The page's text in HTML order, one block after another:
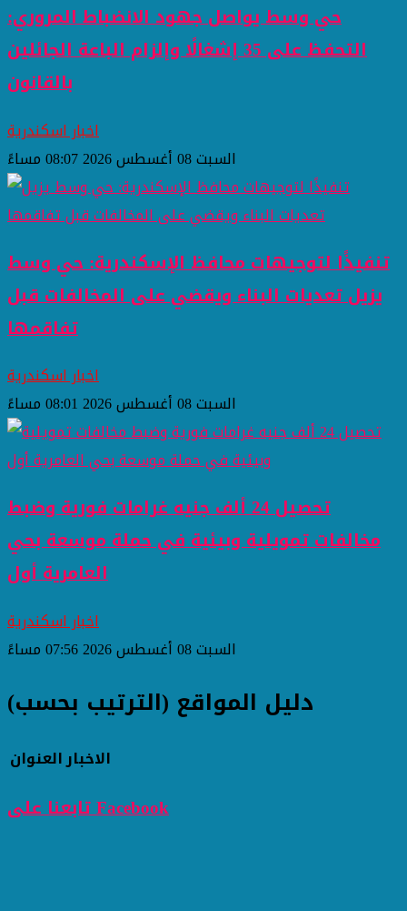
حي وسط يواصل جهود الانضباط المروري:
التحفظ على 35 إشغالًا وإلزام الباعة الجائلين
بالقانون
اخبار اسكندرية
السبت 08 أغسطس 2026 08:07 مساءً
تنفيذًا لتوجيهات محافظ الإسكندرية: حي وسط
يزيل تعديات البناء ويقضي على المخالفات قبل
تفاقمها
اخبار اسكندرية
السبت 08 أغسطس 2026 08:01 مساءً
تحصيل 24 ألف جنيه غرامات فورية وضبط
مخالفات تمويلية وبيئية في حملة موسعة بحي
العامرية أول
اخبار اسكندرية
السبت 08 أغسطس 2026 07:56 مساءً
دليل المواقع (الترتيب بحسب)
العنوانالاخبار
تابعنا على Facebook